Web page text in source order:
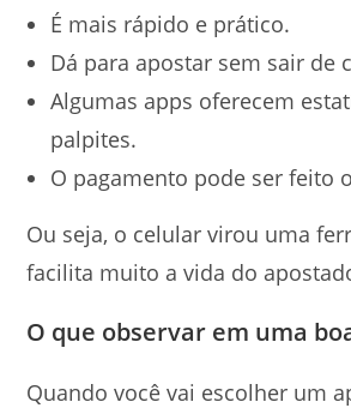
É mais rápido e prático.
Dá para apostar sem sair de
Algumas apps oferecem
palpites.
O pagamento pode ser feito
Ou seja, o celular virou uma
facilita muito a vida do
O que observar em uma
Quando você vai escolher um